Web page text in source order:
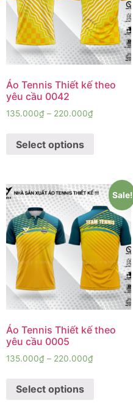
Áo Tennis Thiết kế theo
yêu cầu 0042
135.000₫ – 220.000₫
Select options
Sale!
Áo Tennis Thiết kế theo
yêu cầu 0005
135.000₫ – 220.000₫
Select options